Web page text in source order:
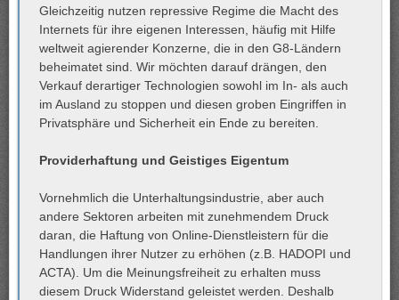
Gleichzeitig nutzen repressive Regime die Macht des
Internets für ihre eigenen Interessen, häufig mit Hilfe
weltweit agierender Konzerne, die in den G8-Ländern
beheimatet sind. Wir möchten darauf drängen, den
Verkauf derartiger Technologien sowohl im In- als auch
im Ausland zu stoppen und diesen groben Eingriffen in
Privatsphäre und Sicherheit ein Ende zu bereiten.
Providerhaftung und Geistiges Eigentum
Vornehmlich die Unterhaltungsindustrie, aber auch
andere Sektoren arbeiten mit zunehmendem Druck
daran, die Haftung von Online-Dienstleistern für die
Handlungen ihrer Nutzer zu erhöhen (z.B. HADOPI und
ACTA). Um die Meinungsfreiheit zu erhalten muss
diesem Druck Widerstand geleistet werden. Deshalb